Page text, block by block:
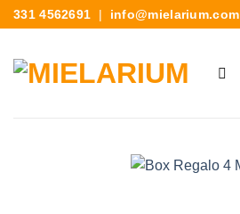
331 4562691 | info@mielarium.com